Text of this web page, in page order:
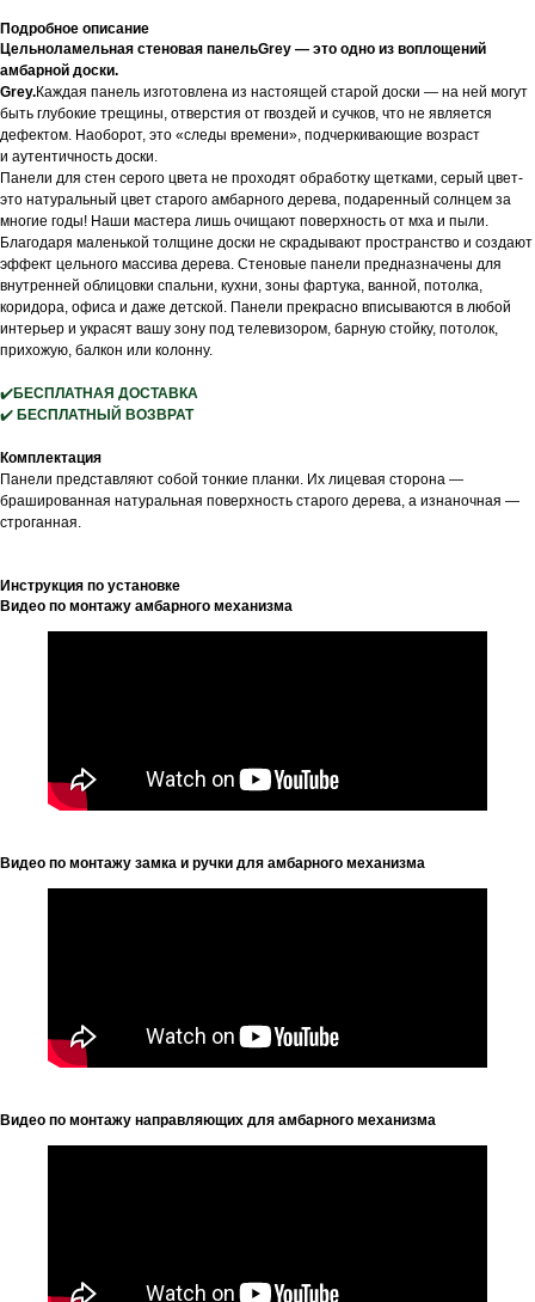
Подробное описание
Цельноламельная стеновая панельGrey — это одно из воплощений
амбарной доски.
Grey.Каждая панель изготовлена из настоящей старой доски — на ней могут
быть глубокие трещины, отверстия от гвоздей и сучков, что не является
дефектом. Наоборот, это «следы времени», подчеркивающие возраст
и аутентичность доски.
Панели для стен серого цвета не проходят обработку щетками, серый цвет-
это натуральный цвет старого амбарного дерева, подаренный солнцем за
многие годы! Наши мастера лишь очищают поверхность от мха и пыли.
Благодаря маленькой толщине доски не скрадывают пространство и создают
эффект цельного массива дерева. Стеновые панели предназначены для
внутренней облицовки спальни, кухни, зоны фартука, ванной, потолка,
коридора, офиса и даже детской. Панели прекрасно вписываются в любой
интерьер и украсят вашу зону под телевизором, барную стойку, потолок,
прихожую, балкон или колонну.
✔️БЕСПЛАТНАЯ ДОСТАВКА
✔️ БЕСПЛАТНЫЙ ВОЗВРАТ
Комплектация
Панели представляют собой тонкие планки. Их лицевая сторона —
брашированная натуральная поверхность старого дерева, а изнаночная —
строганная.
Инструкция по установке
Видео по монтажу амбарного механизма
Видео по монтажу замка и ручки для амбарного механизма
Видео по монтажу направляющих для амбарного механизма